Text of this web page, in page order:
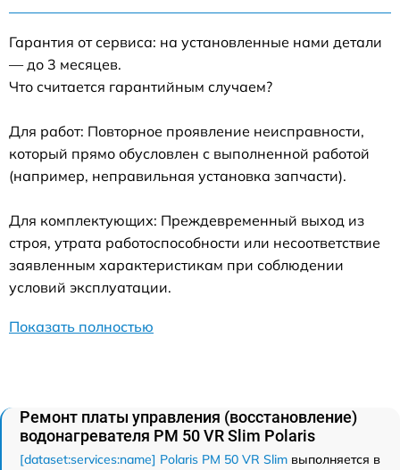
Гарантия от сервиса: на установленные нами детали
— до 3 месяцев.
Что считается гарантийным случаем?
Для работ: Повторное проявление неисправности,
который прямо обусловлен с выполненной работой
(например, неправильная установка запчасти).
Для комплектующих: Преждевременный выход из
строя, утрата работоспособности или несоответствие
заявленным характеристикам при соблюдении
условий эксплуатации.
Показать полностью
Ремонт платы управления (восстановление)
водонагревателя PM 50 VR Slim Polaris
[dataset:services:name] Polaris PM 50 VR Slim выполняется в